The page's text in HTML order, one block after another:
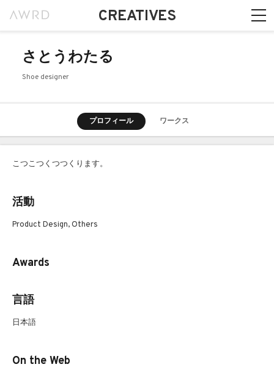
CREATIVES
さとうわたる
Shoe designer
プロフィール ワークス
こつこつくつつくります。
活動
Product Design, Others
Awards
言語
日本語
On the Web